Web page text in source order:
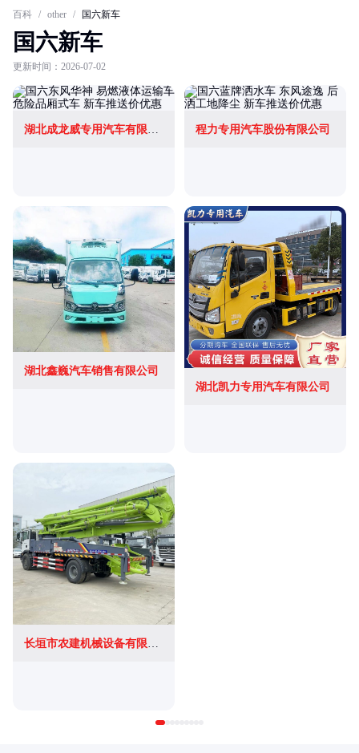
百科 / other / 国六新车
国六新车
更新时间：2026-07-02
湖北成龙威专用汽车有限公司 程力专用汽车股份有限公司
湖北鑫巍汽车销售有限公司
湖北凯力专用汽车有限公司
长垣市农建机械设备有限公司